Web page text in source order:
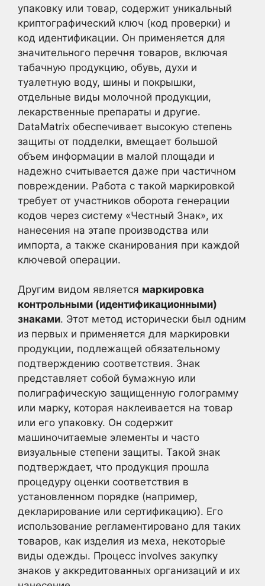
упаковку или товар, содержит уникальный
криптографический ключ (код проверки) и
код идентификации. Он применяется для
значительного перечня товаров, включая
табачную продукцию, обувь, духи и
туалетную воду, шины и покрышки,
отдельные виды молочной продукции,
лекарственные препараты и другие.
DataMatrix обеспечивает высокую степень
защиты от подделки, вмещает большой
объем информации в малой площади и
надежно считывается даже при частичном
повреждении. Работа с такой маркировкой
требует от участников оборота генерации
кодов через систему «Честный Знак», их
нанесения на этапе производства или
импорта, а также сканирования при каждой
ключевой операции.
Другим видом является маркировка
контрольными (идентификационными)
знаками. Этот метод исторически был одним
из первых и применяется для маркировки
продукции, подлежащей обязательному
подтверждению соответствия. Знак
представляет собой бумажную или
полиграфическую защищенную голограмму
или марку, которая наклеивается на товар
или его упаковку. Он содержит
машиночитаемые элементы и часто
визуальные степени защиты. Такой знак
подтверждает, что продукция прошла
процедуру оценки соответствия в
установленном порядке (например,
декларирование или сертификацию). Его
использование регламентировано для таких
товаров, как изделия из меха, некоторые
виды одежды. Процесс involves закупку
знаков у аккредитованных организаций и их